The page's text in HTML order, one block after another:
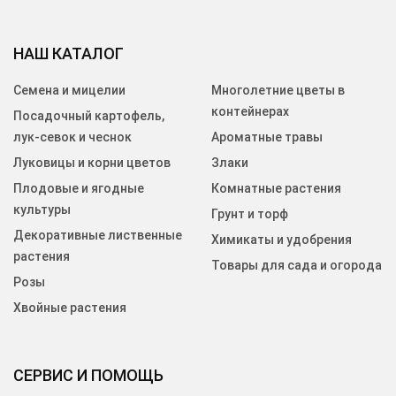
СЕРВИС И ПОМОЩЬ
НАШ КАТАЛОГ
Семена и мицелии
Посадочный картофель,
лук-севок и чеснок
Луковицы и корни цветов
Плодовые и ягодные
культуры
Декоративные лиственные
растения
Розы
Хвойные растения
Многолетние цветы в
контейнерах
Ароматные травы
Злаки
Комнатные растения
Грунт и торф
Химикаты и удобрения
Товары для сада и огорода